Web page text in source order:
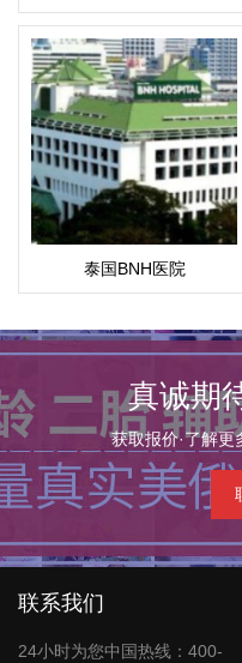
泰国BNH医院
真诚期
获取报价·了解更
联系我们
24小时为您中国热线：400-